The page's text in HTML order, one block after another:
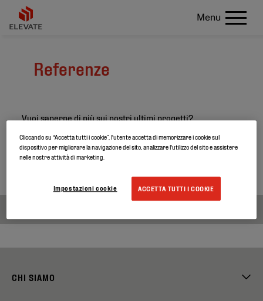
Menu
Referenze
Vuoi saperne di più sui nostri ultimi progetti?
Cerca le referenze di tuo interesse e scopri di più sui
nostri prodotti.
CHI SIAMO
Cliccando su “Accetta tutti i cookie”, l'utente accetta di memorizzare i cookie sul
dispositivo per migliorare la navigazione del sito, analizzare l'utilizzo del sito e assistere
nelle nostre attività di marketing.
ACCETTA TUTTI I COOKIE
Impostazioni cookie